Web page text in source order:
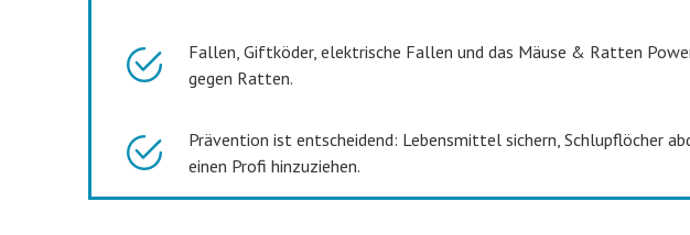
Fallen, Giftköder, elektrische Fallen und das Mäuse & Ratten
gegen Ratten.
Prävention ist entscheidend: Lebensmittel sichern, Schlupflöcher
einen Profi hinzuziehen.